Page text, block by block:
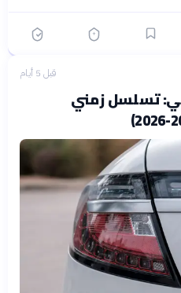
قبل 5 أيام
تسلسل زمني